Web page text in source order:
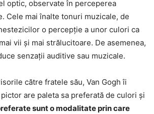
optic, observate în perceperea
Cele mai înalte tonuri muzicale, de
o percepție a unor culori ca
vii și mai strălucitoare. De asemenea,
senzații auditive sau muzicale.
către fratele său, Van Gogh îi
are paleta sa preferată de culori și
sunt o modalitate prin care